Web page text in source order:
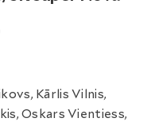
Kārlis Vilnis,
Oskars Vientiess,